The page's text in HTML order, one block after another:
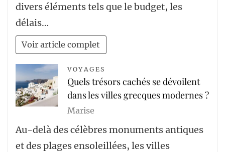
divers éléments tels que le budget, les
délais…
Voir article complet
VOYAGES
Quels trésors cachés se dévoilent
dans les villes grecques modernes ?
Marise
Au-delà des célèbres monuments antiques
et des plages ensoleillées, les villes